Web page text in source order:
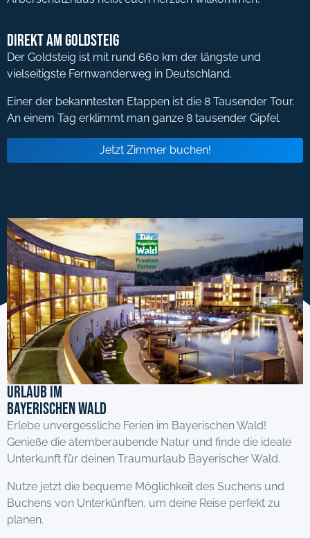
Direkt am Goldsteig
Der Goldsteig ist mit rund 660 km der längste und
vielseitigste Fernwanderweg in Deutschland.
Einer der bekanntesten Etappen ist die 8 Tausender Tour.
An einem Tag erklimmt man ganze 8 tausender Gipfel.
Jetzt Zimmer buchen!
Urlaub im
Bayerischen Wald
Erlebe unvergessliche Ferien im Bayerischen Wald!
Genieße die atemberaubende Natur und finde die ideale
Unterkunft für deinen Traumurlaub Bayerischer Wald.
Nutze jetzt die bequeme Möglichkeit des Suchens und
Buchens von Unterkünften, um deine Reise perfekt zu
planen.